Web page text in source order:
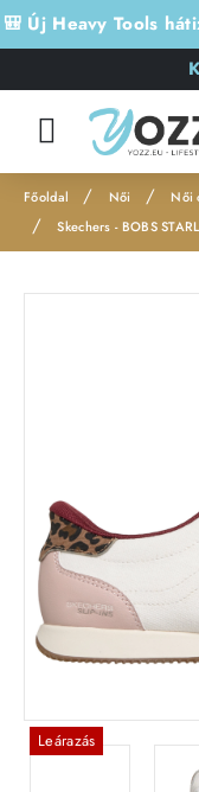
🎒 Új Heavy Tools
o
Női Női
Skechers - BOBS
Leárazás